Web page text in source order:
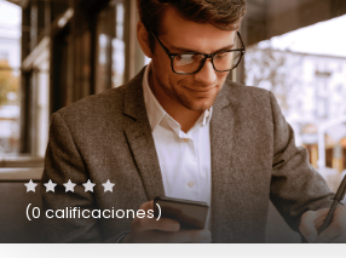
(0 calificaciones)